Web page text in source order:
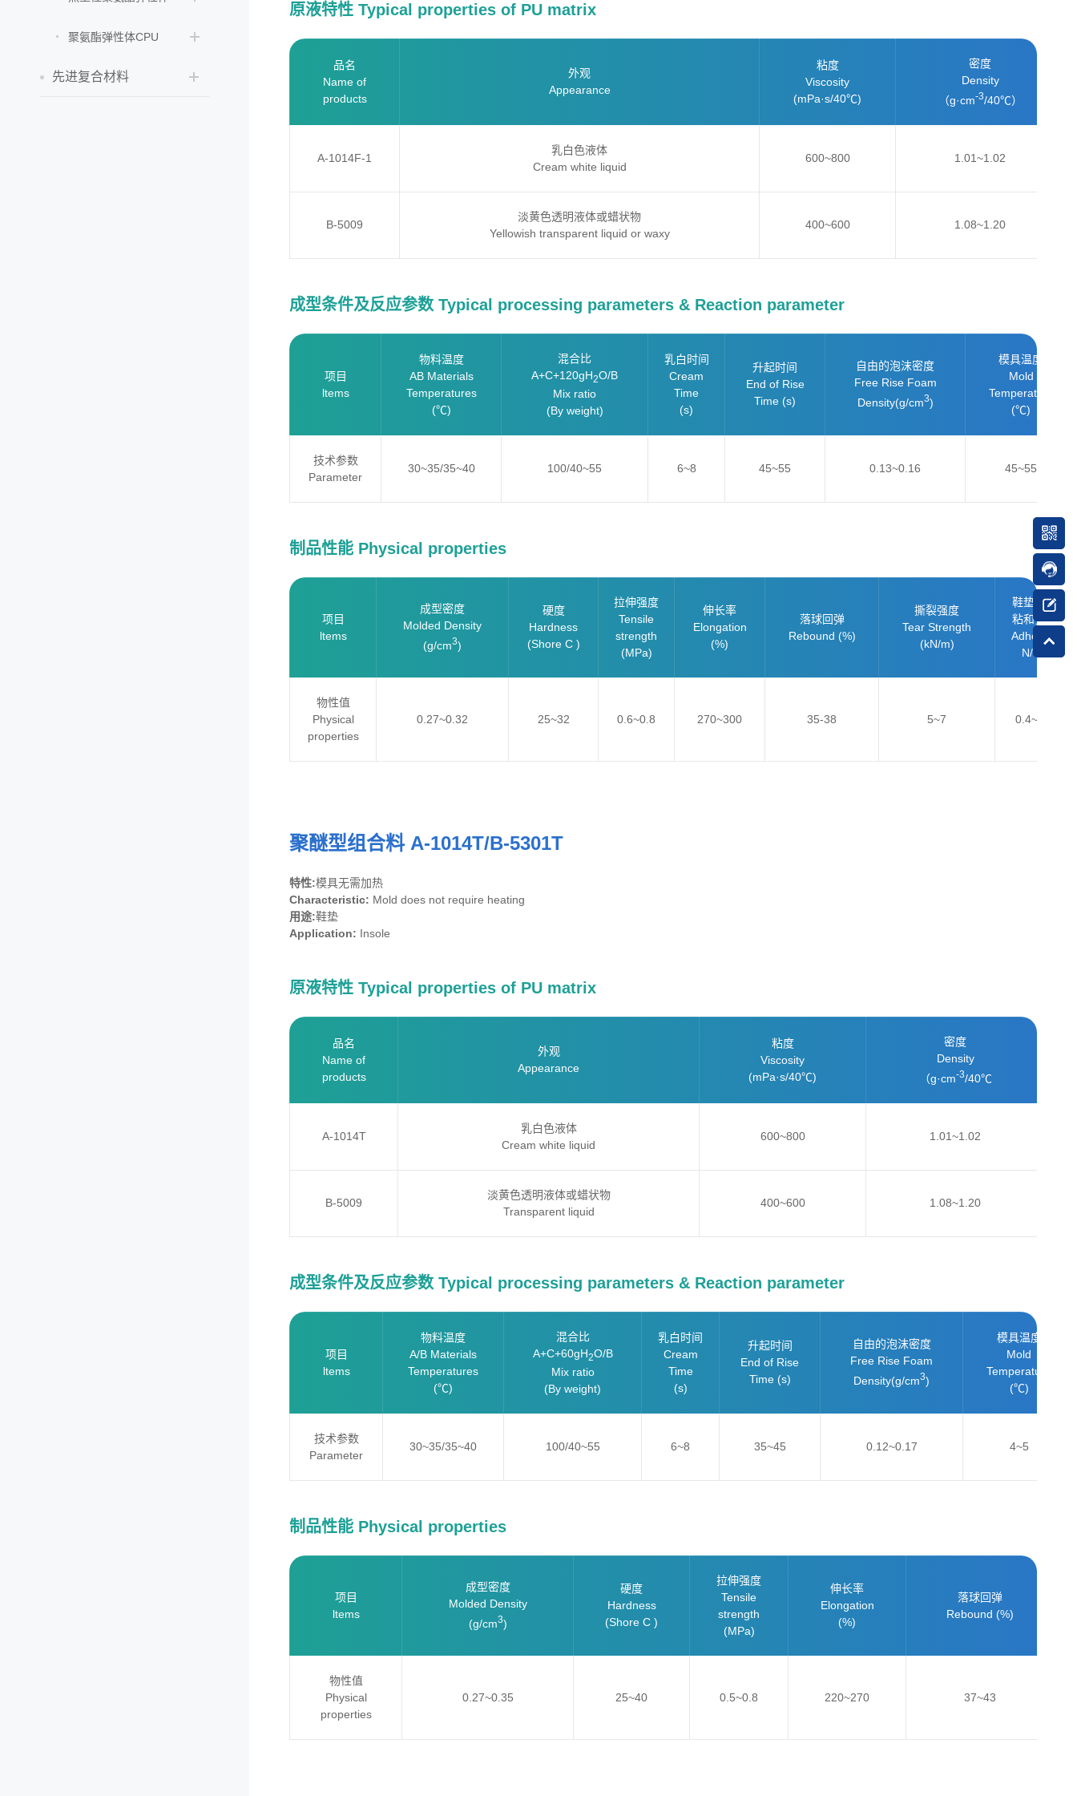
聚氨酯弹性体CPU
先进复合材料
原液特性 Typical properties of PU matrix
品名
Name of
products
外观
Appearance
粘度
Viscosity
(mPa·s/40℃)
密度
Density
（g·cm-3/40℃）
A-1014F-1
乳白色液体
Cream white liquid
600~800 1.01~1.02
B-5009
淡黄色透明液体或蜡状物
Yellowish transparent liquid or waxy
400~600 1.08~1.20
成型条件及反应参数 Typical processing parameters & Reaction parameter
项目
ltems
物料温度
AB Materials
Temperatures
(℃)
混合比
A+C+120gH2O/B
Mix ratio
(By weight)
乳白时间
Cream
Time
(s)
升起时间
End of Rise
Time (s)
自由的泡沫密度
Free Rise Foam
Density(g/cm3)
模具温度
Mold
Temperature
(℃)
技术参数
Parameter
30~35/35~40 100/40~55 6~8 45~55 0.13~0.16 45~55
制品性能 Physical properties
项目
ltems
成型密度
Molded Density
(g/cm3)
硬度
Hardness
(Shore C )
拉伸强度
Tensile
strength
(MPa)
伸长率
Elongation
(%)
落球回弹
Rebound (%)
撕裂强度
Tear Strength
(kN/m)
鞋垫层间
粘和强度
Adhesive
N/cm
物性值
Physical
properties
0.27~0.32 25~32 0.6~0.8 270~300 35-38 5~7 0.4~0.6
聚醚型组合料 A-1014T/B-5301T
特性:模具无需加热
Characteristic: Mold does not require heating
用途:鞋垫
Application: Insole
原液特性 Typical properties of PU matrix
品名
Name of
products
外观
Appearance
粘度
Viscosity
(mPa·s/40℃)
密度
Density
（g·cm-3/40℃
A-1014T
乳白色液体
Cream white liquid
600~800 1.01~1.02
B-5009
淡黄色透明液体或蜡状物
Transparent liquid
400~600 1.08~1.20
成型条件及反应参数 Typical processing parameters & Reaction parameter
项目
ltems
物料温度
A/B Materials
Temperatures
(℃)
混合比
A+C+60gH2O/B
Mix ratio
(By weight)
乳白时间
Cream
Time
(s)
升起时间
End of Rise
Time (s)
自由的泡沫密度
Free Rise Foam
Density(g/cm3)
模具温度
Mold
Temperature
(℃)
技术参数
Parameter
30~35/35~40 100/40~55 6~8 35~45 0.12~0.17 4~5
制品性能 Physical properties
项目
ltems
成型密度
Molded Density
(g/cm3)
硬度
Hardness
(Shore C )
拉伸强度
Tensile
strength
(MPa)
伸长率
Elongation
(%)
落球回弹
Rebound (%)
物性值
Physical
properties
0.27~0.35 25~40 0.5~0.8 220~270 37~43